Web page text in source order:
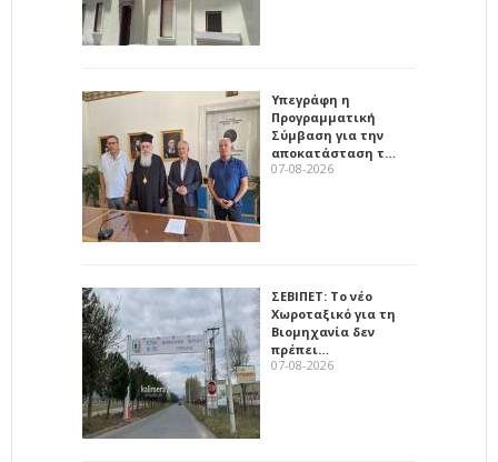
Υπεγράφη η
Προγραμματική
Σύμβαση για την
αποκατάσταση τ…
07-08-2026
ΣΕΒΙΠΕΤ: Το νέο
Χωροταξικό για τη
Βιομηχανία δεν
πρέπει…
07-08-2026